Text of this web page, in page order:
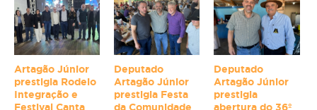
Artagão Júnior
prestigia Rodeio
Integração e
Festival Canta
Deputado
Artagão Júnior
prestigia Festa
da Comunidade
Deputado
Artagão Júnior
prestigia
abertura do 36º